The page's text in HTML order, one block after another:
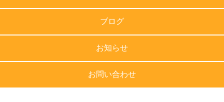
ブログ
お知らせ
お問い合わせ